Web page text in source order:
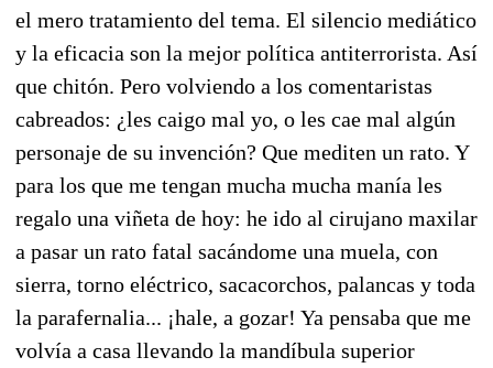
el mero tratamiento del tema. El silencio mediático
y la eficacia son la mejor política antiterrorista. Así
que chitón. Pero volviendo a los comentaristas
cabreados: ¿les caigo mal yo, o les cae mal algún
personaje de su invención? Que mediten un rato. Y
para los que me tengan mucha mucha manía les
regalo una viñeta de hoy: he ido al cirujano maxilar
a pasar un rato fatal sacándome una muela, con
sierra, torno eléctrico, sacacorchos, palancas y toda
la parafernalia... ¡hale, a gozar! Ya pensaba que me
volvía a casa llevando la mandíbula superior